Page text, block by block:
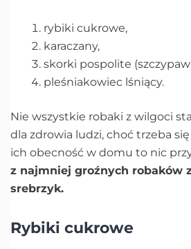
rybiki cukrowe,
karaczany,
skorki pospolite
pleśniakowiec lśniący.
Nie wszystkie robaki z wilgoci
dla zdrowia ludzi, choć trzeba
ich obecność w domu to nic
z najmniej groźnych robaków
srebrzyk.
Rybiki cukrowe